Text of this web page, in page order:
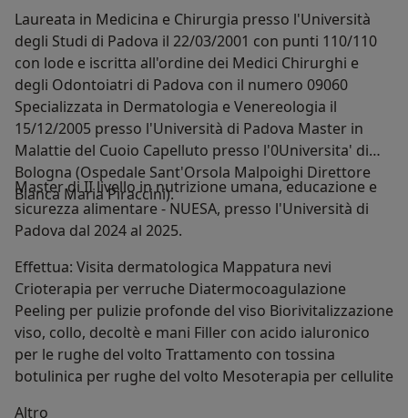
Laureata in Medicina e Chirurgia presso l'Università
degli Studi di Padova il 22/03/2001 con punti 110/110
con lode e iscritta all'ordine dei Medici Chirurghi e
degli Odontoiatri di Padova con il numero 09060
Specializzata in Dermatologia e Venereologia il
15/12/2005 presso l'Università di Padova Master in
Malattie del Cuoio Capelluto presso l'0Universita' di
Bologna (Ospedale Sant'Orsola Malpoighi Direttore
Bianca Maria Piraccini).
Master di II livello in nutrizione umana, educazione e
sicurezza alimentare - NUESA, presso l'Università di
Padova dal 2024 al 2025.
Effettua: Visita dermatologica Mappatura nevi
Crioterapia per verruche Diatermocoagulazione
Peeling per pulizie profonde del viso Biorivitalizzazione
viso, collo, decoltè e mani Filler con acido ialuronico
per le rughe del volto Trattamento con tossina
botulinica per rughe del volto Mesoterapia per cellulite
Altro